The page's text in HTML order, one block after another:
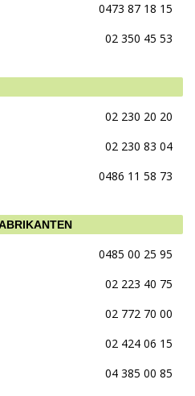
0473 87 18 15
02 350 45 53
02 230 20 20
02 230 83 04
0486 11 58 73
0485 00 25 95
02 223 40 75
02 772 70 00
02 424 06 15
04 385 00 85